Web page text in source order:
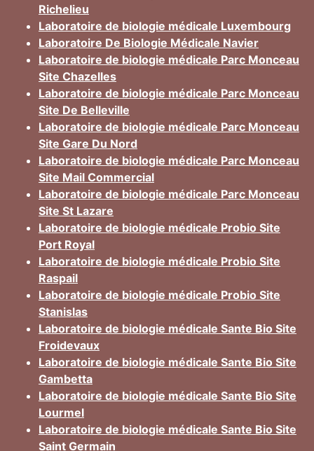
Richelieu
Laboratoire de biologie médicale Luxembourg
Laboratoire De Biologie Médicale Navier
Laboratoire de biologie médicale Parc Monceau
Site Chazelles
Laboratoire de biologie médicale Parc Monceau
Site De Belleville
Laboratoire de biologie médicale Parc Monceau
Site Gare Du Nord
Laboratoire de biologie médicale Parc Monceau
Site Mail Commercial
Laboratoire de biologie médicale Parc Monceau
Site St Lazare
Laboratoire de biologie médicale Probio Site
Port Royal
Laboratoire de biologie médicale Probio Site
Raspail
Laboratoire de biologie médicale Probio Site
Stanislas
Laboratoire de biologie médicale Sante Bio Site
Froidevaux
Laboratoire de biologie médicale Sante Bio Site
Gambetta
Laboratoire de biologie médicale Sante Bio Site
Lourmel
Laboratoire de biologie médicale Sante Bio Site
Saint Germain